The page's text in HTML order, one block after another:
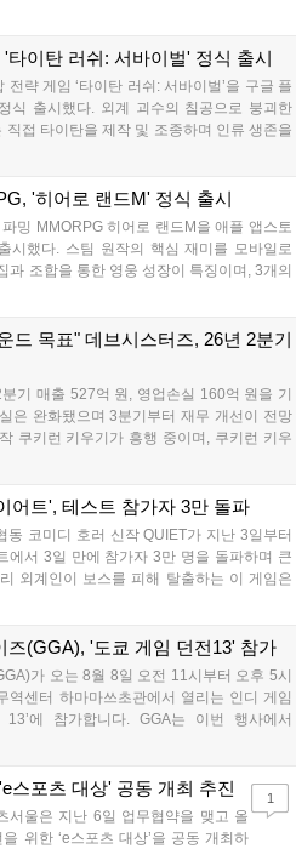
방향을 공개했다. 캐릭터명 선점은
타이탄 러쉬: 서바이벌' 정식 출시
략 게임 ‘타이탄 러쉬: 서바이벌’을 구글 플
식 출시했다. 외계 괴수의 침공으로 붕괴한
직접 타이탄을 제작 및 조종하며 인류 생존을
모집, 피난처 운영, 연맹 협동 콘텐츠가 특징
내용은 공식 커뮤니티에서 확인 가능하다....
'히어로 랜드M' 정식 출시
밍 MMORPG 히어로 랜드M을 애플 앱스토
시했다. 스팀 원작의 핵심 재미를 모바일로
과 조합을 통한 영웅 성장이 특징이며, 3개의
전투와 길드전 등 다양한 콘텐츠를 제공한
은 공식 라운지에서 확인할 수 있다. 이용자
플레이를 통해 성장을 지원받을 수 있다....
드 목표" 데브시스터즈, 26년 2분기
기 매출 527억 원, 영업손실 160억 원을 기
은 완화됐으며 3분기부터 재무 개선이 전망
쿠키런 키우기가 흥행 중이며, 쿠키런 키우
작으로 2주 간격의 콘텐츠를 제공한다. 또한
신작 흥행을 통해 하반기 실적 턴어라운드
어트', 테스트 참가자 3만 돌파
동 코미디 호러 신작 QUIET가 지난 3일부터
에서 3일 만에 참가자 3만 명을 돌파하며 큰
외계인이 보스를 피해 탈출하는 이 게임은
음 관리와 물리 법칙을 활용한 전략적 플레
스팀 페이지에서 확인 가능합니다....
즈(GGA), '도쿄 게임 던전13' 참가
가 오는 8월 8일 오전 11시부터 오후 5시
역센터 하마마쓰초관에서 열리는 인디 게임
에 참가합니다. GGA는 이번 행사에서
시리즈의 미공개 작품 12종을 최초
게는 선착순으로 특별 굿즈를 증정하며, 인
스포츠 대상' 공동 개최 추진
서울은 지난 6일 업무협약을 맺고 올
위한 ‘e스포츠 대상’을 공동 개최하
1